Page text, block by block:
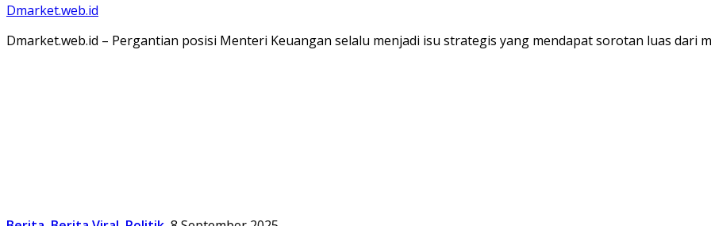
Dmarket.web.id
Dmarket.web.id – Pergantian posisi Menteri Keuangan selalu menjadi isu strategis yang mendapat sorotan luas dari